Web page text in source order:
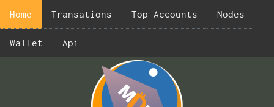
Home Transations Top Accounts Nodes
Wallet Api